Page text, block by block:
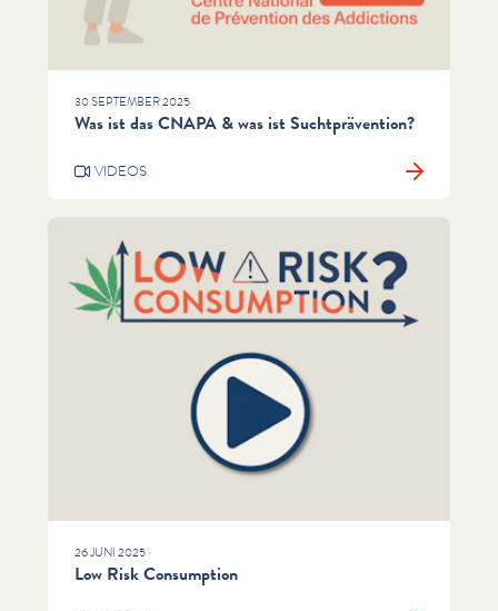
30 SEPTEMBER 2025
Was ist das CNAPA & was ist Suchtprävention?
VIDEOS
26 JUNI 2025
Low Risk Consumption